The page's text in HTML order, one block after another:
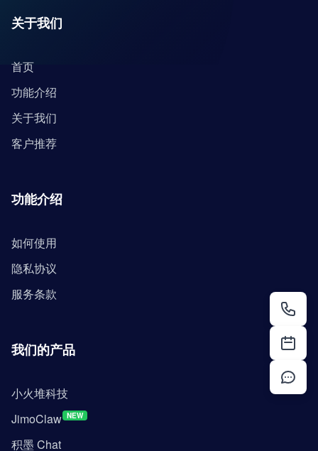
关于我们
首页
功能介绍
关于我们
客户推荐
功能介绍
如何使用
隐私协议
服务条款
我们的产品
小火堆科技
JimoClaw NEW
积墨 Chat